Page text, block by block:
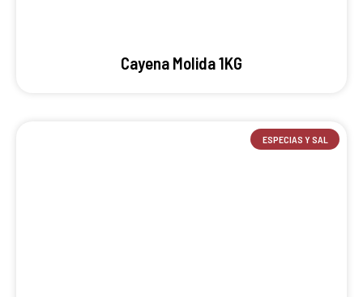
Cayena Molida 1KG
ESPECIAS Y SAL